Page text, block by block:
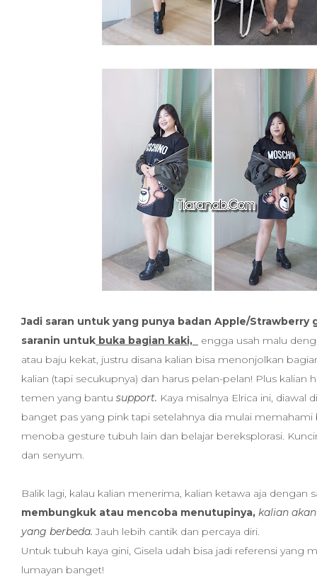
Jadi saran untuk yang punya badan Apple/Strawberry
saranin untuk buka bagian kaki,
engga usah malu
atau baju kekat, justru disana kalian bisa menonjolkan
kalian (tapi secukupnya) dan harus pelan-pelan! Plus kalian
temen yang bantu support. Kaya misalnya Elrica ini, diawal
banget pas yang pink tapi setelahnya dia mulai memahami
menoba gesture tubuh lain dan belajar bereksplorasi.
dan senyum.
Balik lagi, kalau kalian menerima, kalian ketawa aja dengan
membungkuk atau mencoba menutupinya, kalian
yang berbeda.Jauh lebih cantik dan percaya diri.
Untuk tubuh kaya gini, Gisela udah bisa jadi referensi yang
lumayan banget!